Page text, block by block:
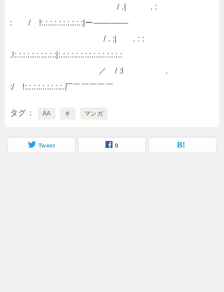
/ .| . :
: / !:.:.:.:.:.:.:.:.:.:|ー――――‐
/ . :| . : :
.!:.:.:.:.:.:.:.:.:.:|:.:.:.:.:.:.:.:.:.:.:.:.:.:.:
／ / :l .
:/ !:.:.:.:.:.:.:.:.:.厂￣￣￣￣￣
タグ AA キ マンガ
Tweet 0